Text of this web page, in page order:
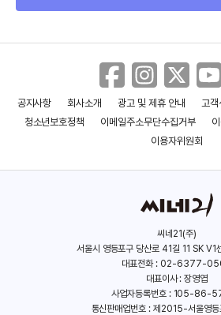
공지사항 회사소개 광고 및 제휴 안내 고객
청소년보호정책
이메일주소무단수집거부
이용자위원회
씨네21(주)
서울시 영등포구 당산로 41길 11 SK V1
대표전화 : 02-6377-
대표이사 : 장영엽
사업자등록번호 : 105-86-
통신판매업번호 : 제2015-서울영